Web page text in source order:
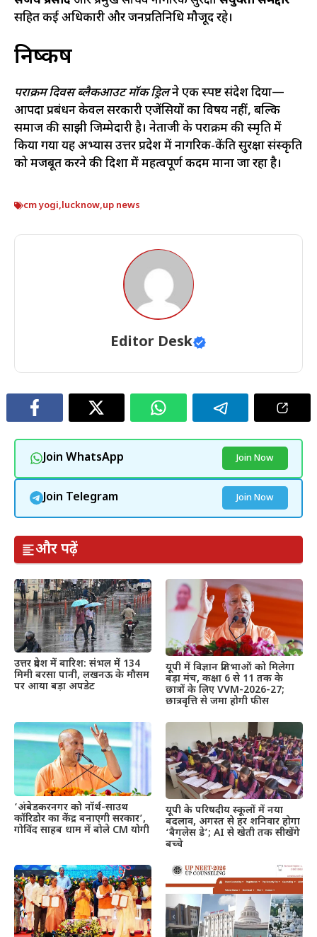
सहित कई अधिकारी और जनप्रतिनिधि मौजूद रहे।
निष्कर्ष
पराक्रम दिवस ब्लैकआउट मॉक ड्रिलने एक स्पष्ट संदेश दिया—
आपदा प्रबंधन केवल सरकारी एजेंसियों का विषय नहीं, बल्कि
समाज की साझी जिम्मेदारी है। नेताजी के पराक्रम की स्मृति में
किया गया यह अभ्यास उत्तर प्रदेश में नागरिक-केंद्रित सुरक्षा संस्कृति
को मजबूत करने की दिशा में महत्वपूर्ण कदम माना जा रहा है।
cm yogi,lucknow,up news
Editor Desk
Join WhatsApp Join Now
Join Telegram Join Now
और पढ़ें
उत्तर प्रदेश में बारिश: संभल में 134
मिमी बरसा पानी, लखनऊ के मौसम
पर आया बड़ा अपडेट
यूपी में विज्ञान प्रतिभाओं को मिलेगा
बड़ा मंच, कक्षा 6 से 11 तक के
छात्रों के लिए VVM-2026-27;
छात्रवृत्ति से जमा होगी फीस
‘अंबेडकरनगर को नॉर्थ-साउथ
कॉरिडोर का केंद्र बनाएगी सरकार’,
गोविंद साहब धाम में बोले CM योगी
यूपी के परिषदीय स्कूलों में नया
बदलाव, अगस्त से हर शनिवार होगा
‘बैगलेस डे’; AI से खेती तक सीखेंगे
बच्चे